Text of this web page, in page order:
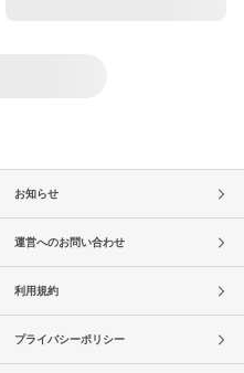
お知らせ
運営へのお問い合わせ
利用規約
プライバシーポリシー